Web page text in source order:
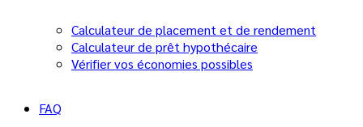
Calculateur de placement et de rendement
Calculateur de prêt hypothécaire
Vérifier vos économies possibles
FAQ
les démarches notariales, le financement, les rénovations et
la planification du déménagement, il est facile d’oublier
certains détails administratifs.
couple plein d’enthousiasme qui, il y a un an, réalisait enfin
leur rêve de